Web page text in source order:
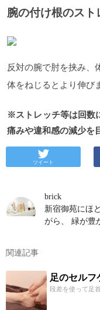
腕の付け根のスト
反対の腕で肘を挟み、
体をねじるとより伸び
※ストレッチ等は回数
痛みや違和感の減少を
ツイート
brick
新宿御苑にほ
がら、 緑が豊
関連記事
足のセル
段差を使って足